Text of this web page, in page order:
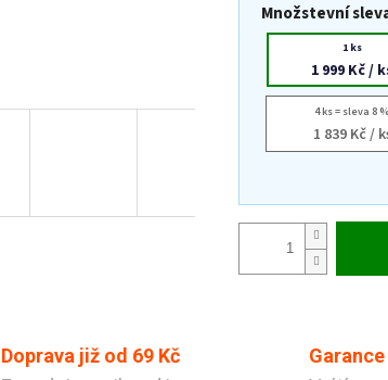
Množstevní
1 ks
1 999 Kč/
4 ks = sleva 8 %
1 839 Kč/
Doprava již od 69 Kč